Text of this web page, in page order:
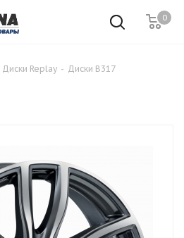
0
Диски Replay - Диски B317